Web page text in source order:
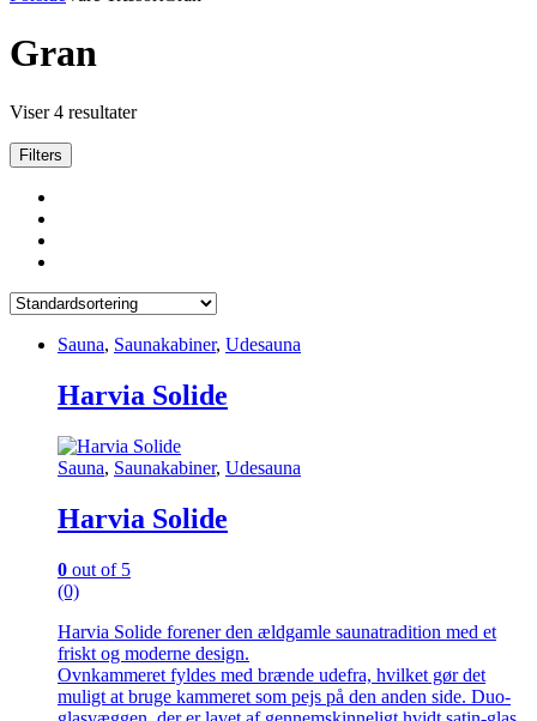
Gran
Viser 4 resultater
Filters
Sauna, Saunakabiner, Udesauna
Harvia Solide
Sauna, Saunakabiner, Udesauna
Harvia Solide
0 out of 5
(0)
Harvia Solide forener den ældgamle saunatradition med et
friskt og moderne design.
Ovnkammeret fyldes med brænde udefra, hvilket gør det
muligt at bruge kammeret som pejs på den anden side. Duo-